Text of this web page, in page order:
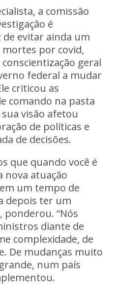
a comissão
é
evitar ainda um
por covid,
geral
federal a mudar
criticou as
comando na pasta
visão afetou
de políticas e
de decisões.
que quando você é
nova atuação
um tempo de
depois ter um
ponderou. “Nós
diante de
complexidade, de
De mudanças muito
num país